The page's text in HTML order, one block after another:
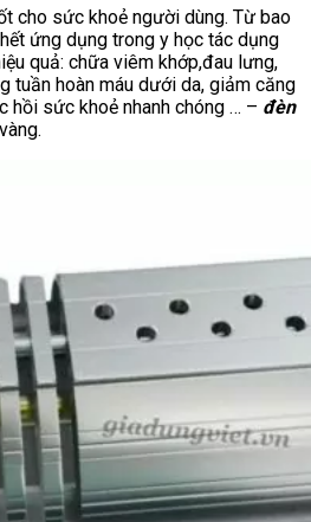
cho sức khoẻ người dùng. Từ bao
ứng dụng trong y học tác dụng
quả: chữa viêm khớp,đau lưng,
tuần hoàn máu dưới da, giảm căng
hồi sức khoẻ nhanh chóng … – đèn